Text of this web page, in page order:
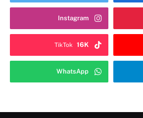
Instagram
TikTok 16K
WhatsApp